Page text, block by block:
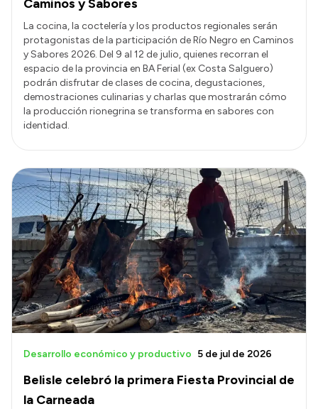
Intranet
Login
Caminos y Sabores
La cocina, la coctelería y los productos regionales serán
protagonistas de la participación de Río Negro en Caminos
y Sabores 2026. Del 9 al 12 de julio, quienes recorran el
espacio de la provincia en BA Ferial (ex Costa Salguero)
podrán disfrutar de clases de cocina, degustaciones,
demostraciones culinarias y charlas que mostrarán cómo
la producción rionegrina se transforma en sabores con
identidad.
Belisle celebró la primera Fiesta Provincial de
la Carneada
Desarrollo económico y productivo 5 de jul de 2026